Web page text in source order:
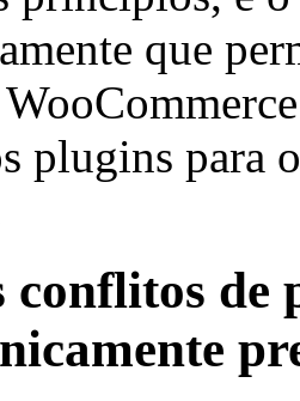
que
plugins para
conflitos de